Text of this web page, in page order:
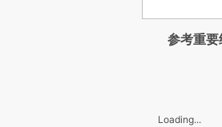
参考重
Loading...